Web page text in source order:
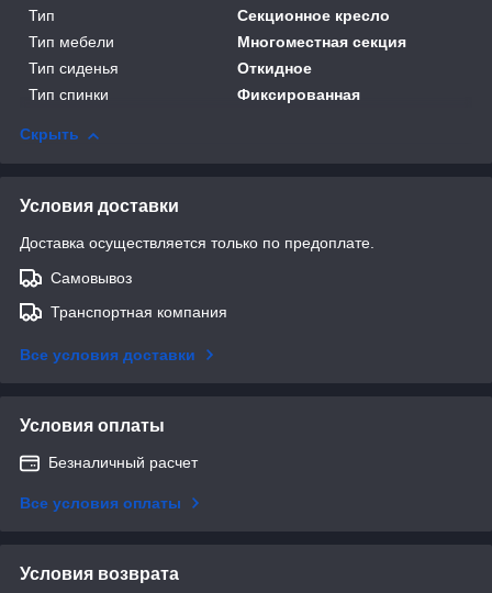
Тип
Секционное кресло
Тип мебели
Многоместная секция
Тип сиденья
Откидное
Тип спинки
Фиксированная
Скрыть
Условия доставки
Доставка осуществляется только по предоплате.
Самовывоз
Транспортная компания
Все условия доставки
Условия оплаты
Безналичный расчет
Все условия оплаты
Условия возврата